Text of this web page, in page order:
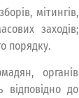
мітингів,
заходів;
порядку.
органів
відповідно до